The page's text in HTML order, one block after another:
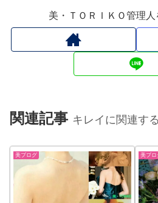
美・ＴＯＲＩＫＯ管理
関連記事 キレイに関連す
美ブログ 美ブロ